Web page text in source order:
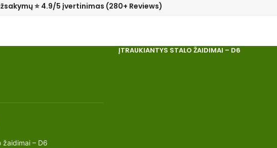
⭐ 4.9/5 įvertinimas (280+ Reviews)
– D6
ĮTRAUKIANTYS STALO ŽAIDIMAI – D6